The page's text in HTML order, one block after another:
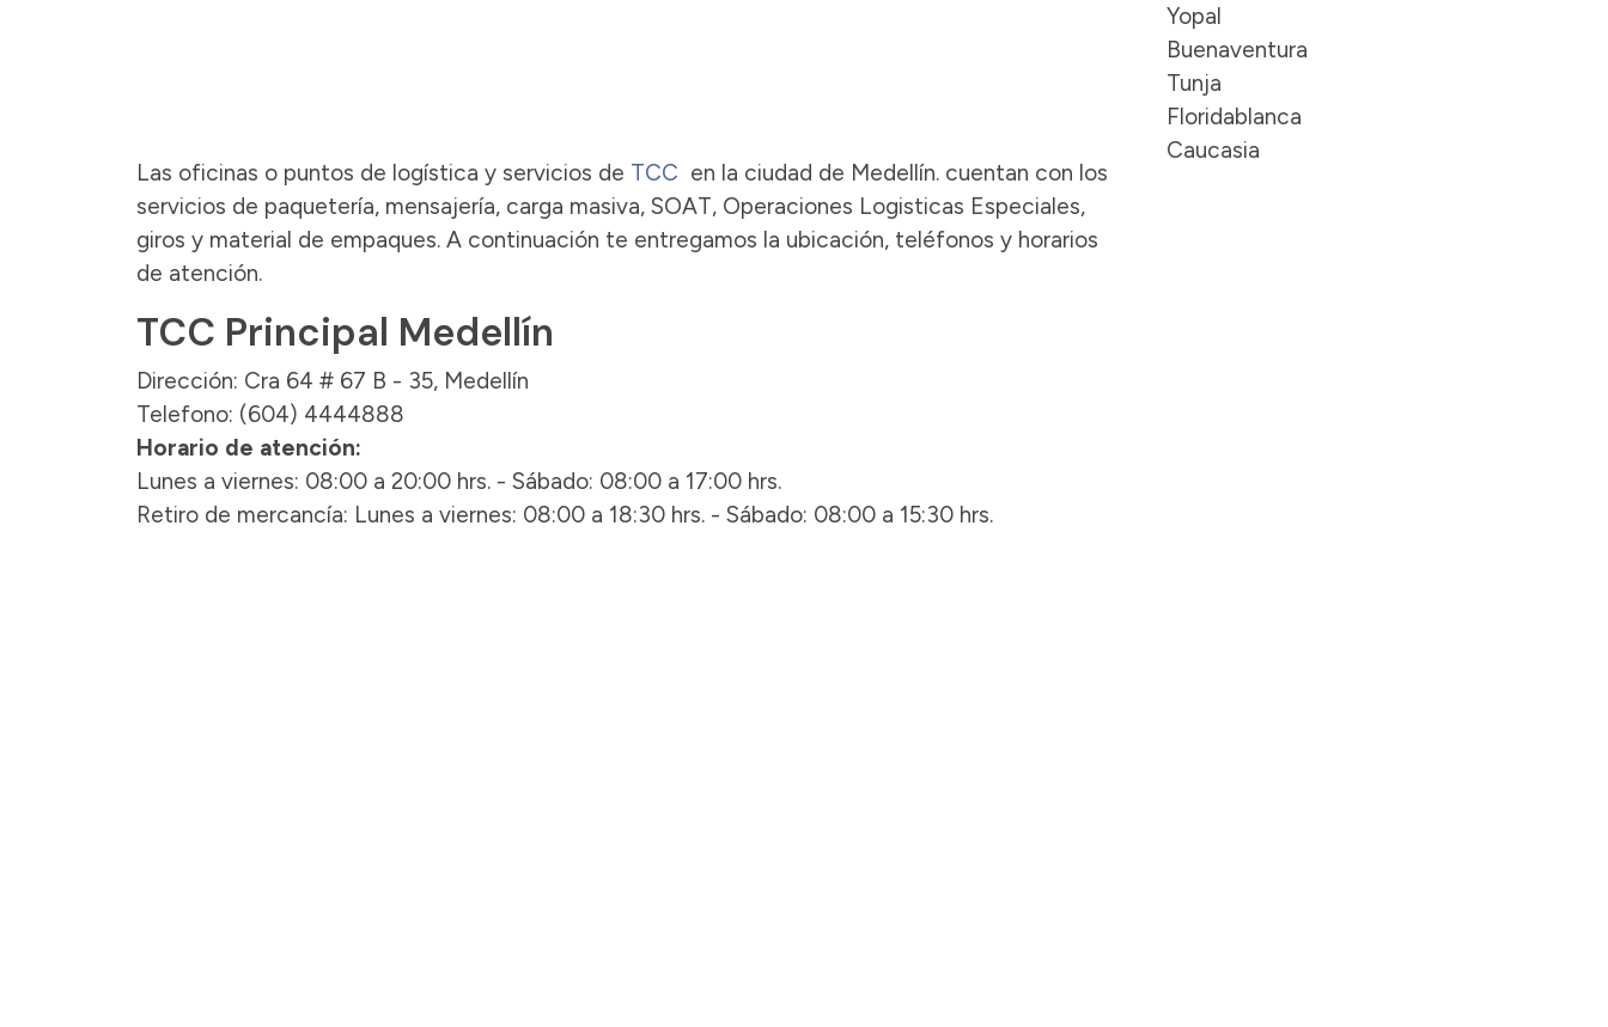
Las oficinas o puntos de logística y servicios de TCC en la ciudad de Medellín. cuentan con los
servicios de paquetería, mensajería, carga masiva, SOAT, Operaciones Logisticas Especiales,
giros y material de empaques. A continuación te entregamos la ubicación, teléfonos y horarios
de atención.
TCC Principal Medellín
Dirección: Cra 64 # 67 B - 35, Medellín
Telefono: (604) 4444888
Horario de atención:
Lunes a viernes: 08:00 a 20:00 hrs. - Sábado: 08:00 a 17:00 hrs.
Retiro de mercancía: Lunes a viernes: 08:00 a 18:30 hrs. - Sábado: 08:00 a 15:30 hrs.
Yopal
Buenaventura
Tunja
Floridablanca
Caucasia